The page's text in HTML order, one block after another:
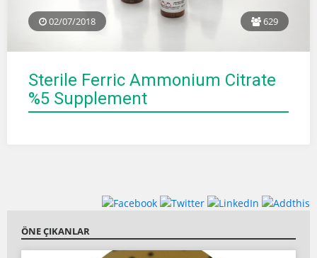
02/07/2018 629
Sterile Ferric Ammonium Citrate
%5 Supplement
ÖNE ÇIKANLAR